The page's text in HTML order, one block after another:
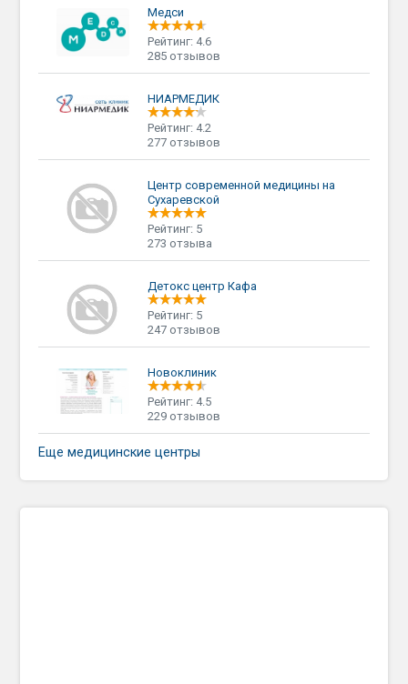
Медси
Рейтинг: 4.6
285 отзывов
НИАРМЕДИК
Рейтинг: 4.2
277 отзывов
Центр современной медицины на
Сухаревской
Рейтинг: 5
273 отзыва
Детокс центр Кафа
Рейтинг: 5
247 отзывов
Новоклиник
Рейтинг: 4.5
229 отзывов
Еще медицинские центры